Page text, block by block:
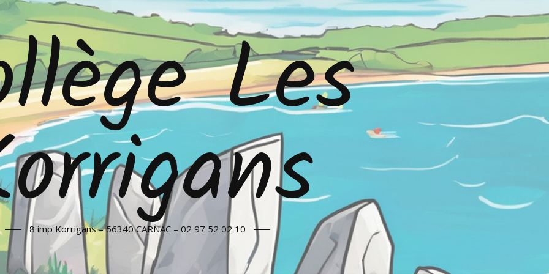
Les
8 imp Korrigans – 56340 CARNAC – 02 97 52 02 10